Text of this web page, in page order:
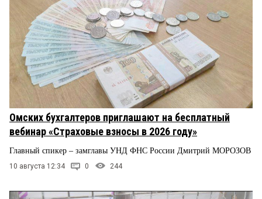
Омских бухгалтеров приглашают на бесплатный
вебинар «Страховые взносы в 2026 году»
Главный спикер – замглавы УНД ФНС России Дмитрий МОРОЗОВ
10 августа 12:34 0 244